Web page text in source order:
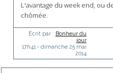
L'avantage du week end, ou
chômée.
Écrit par : Bonheur du
jour
17h41 - dimanche 25 mai
2014